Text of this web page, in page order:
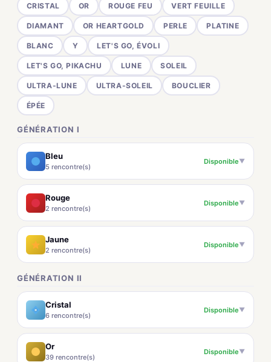
CRISTAL OR ROUGE FEU VERT FEUILLE
DIAMANT OR HEARTGOLD PERLE PLATINE
BLANC Y LET'S GO, ÉVOLI
LET'S GO, PIKACHU LUNE SOLEIL
ULTRA-LUNE ULTRA-SOLEIL BOUCLIER
ÉPÉE
GÉNÉRATION I
Bleu
5 rencontre(s)
Disponible▼
Rouge
2 rencontre(s)
Disponible▼
Jaune
2 rencontre(s)
Disponible▼
GÉNÉRATION II
Cristal
6 rencontre(s)
Disponible▼
Or
39 rencontre(s)
Disponible▼